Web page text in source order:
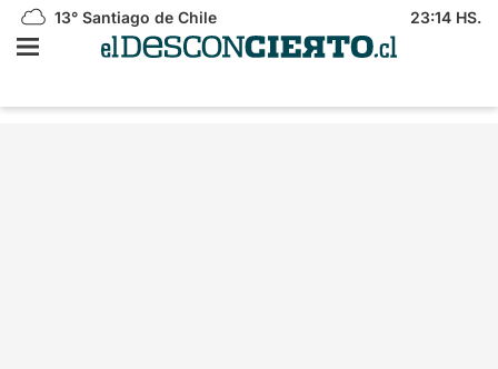
13° Santiago de Chile 23:14 HS.